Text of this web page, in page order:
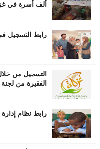
ألف أسرة في
رابط التسجيل في
التسجيل من
الفقيرة من
رابط نظام